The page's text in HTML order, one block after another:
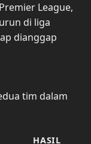
League,
di liga
dianggap
tim dalam
HASIL